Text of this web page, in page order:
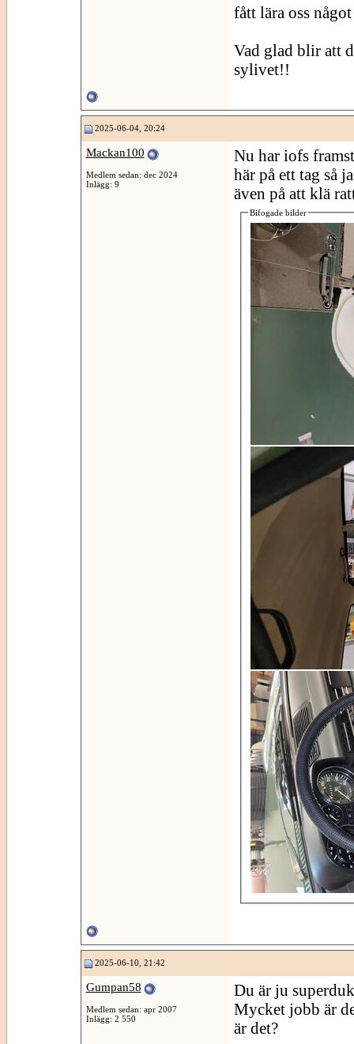
fått lära oss
Vad glad blir att
sylivet!!
2025-06-04, 20:24
Mackan100
Medlem sedan: dec 2024
Inlägg: 9
Nu har iofs
här på ett tag så
även på att klä
Bifogade bilder
2025-06-10, 21:42
Gumpan58
Medlem sedan: apr 2007
Inlägg: 2 550
Du är ju
Mycket jobb är
är det?